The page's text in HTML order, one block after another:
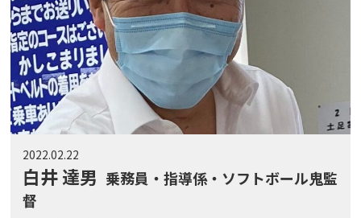
2022.02.22
白井 達男 乗務員・指導係・ソフトボール鬼監
督